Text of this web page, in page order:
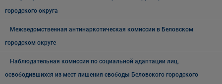
городского округа
Межведомственная антинаркотическая комиссии в Беловском
городском округе
Наблюдательная комиссия по социальной адаптации лиц,
освободившихся из мест лишения свободы Беловского городского